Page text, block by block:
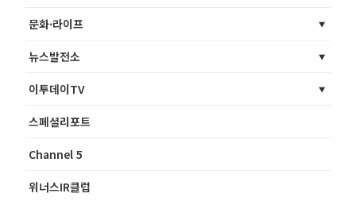
문화·라이프
뉴스발전소
이투데이TV
스페셜리포트
Channel 5
위너스IR클럽